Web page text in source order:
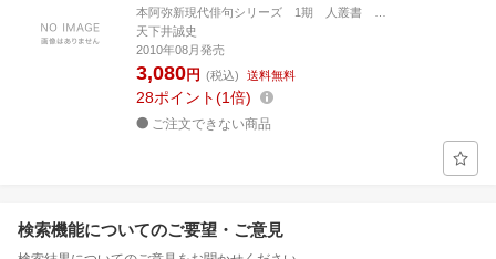
本阿弥新現代俳句シリーズ 1期 人叢書 …
天下井誠史
2010年08月発売
3,080円 (税込) 送料無料
28ポイント 1倍
ご注文できない商品
検索機能についてのご要望・ご意見